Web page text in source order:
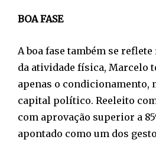
BOA FASE
A boa fase também se
da atividade física, Marcelo
apenas o condicionamento,
capital político. Reeleito
com aprovação superior a
apontado como um dos